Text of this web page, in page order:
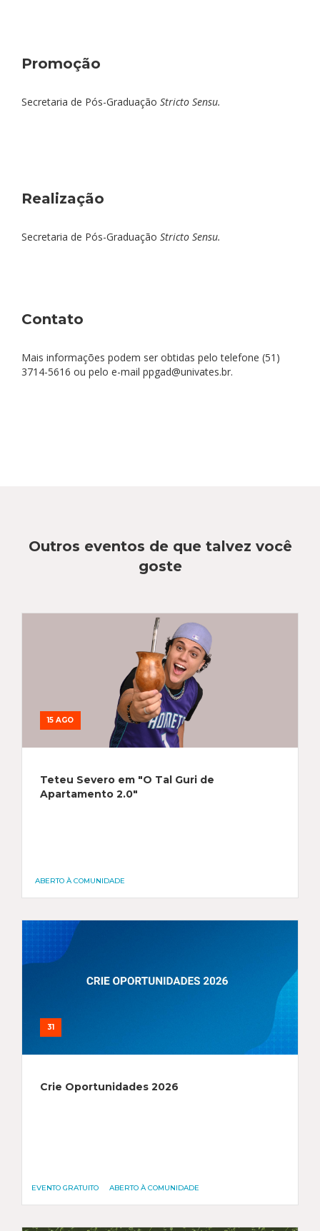
Promoção
Secretaria de Pós-Graduação Stricto Sensu.
Realização
Secretaria de Pós-Graduação Stricto Sensu.
Contato
Mais informações podem ser obtidas pelo telefone (51)
3714-5616 ou pelo e-mail ppgad@univates.br.
Outros eventos de que talvez você
goste
15 AGO
Teteu Severo em "O Tal Guri de
Apartamento 2.0"
ABERTO À COMUNIDADE
31
Crie Oportunidades 2026
EVENTO GRATUITO ABERTO À COMUNIDADE